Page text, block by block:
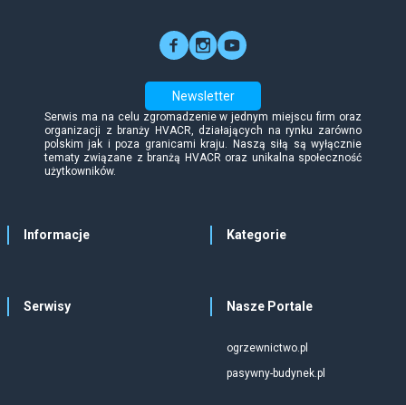
Newsletter
Serwis ma na celu zgromadzenie w jednym miejscu firm oraz
organizacji z branży HVACR, działających na rynku zarówno
polskim jak i poza granicami kraju. Naszą siłą są wyłącznie
tematy związane z branżą HVACR oraz unikalna społeczność
użytkowników.
Informacje Kategorie
Serwisy Nasze Portale
ogrzewnictwo.pl
pasywny-budynek.pl